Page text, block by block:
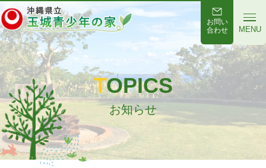
お問い
合わせ
MENU
TOPICS
お知らせ